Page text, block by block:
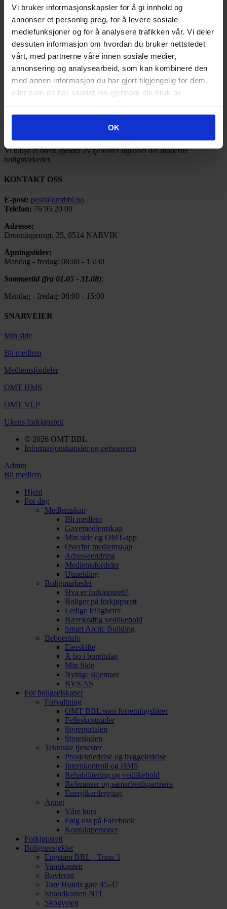
Vi bruker informasjonskapsler for å gi innhold og
annonser et personlig preg, for å levere sosiale
mediefunksjoner og for å analysere trafikken vår. Vi deler
dessuten informasjon om hvordan du bruker nettstedet
vårt, med partnerne våre innen sosiale medier,
annonsering og analysearbeid, som kan kombinere den
med annen informasjon du har gjort tilgjengelig for dem,
eller som de har samlet inn gjennom din bruk av
OK
2019 (77)
2018(91)
2017(141)
(185)
2015(35)
2014(3)
2013(1)
(1)
2011(3)
Ofoten Midt-Troms Boligbyggelag ble stiftet under navnet Narvik
Boligbyggelag så tidlig som i 1946.
Vi tilbyr et bredt spekter av tjenester tilpasset det moderne
boligmarkedet.
KONTAKT OSS
E-post: post@omtbbl.no
Telefon: 76 95 20 00
Adresse:
Dronningensgt. 35, 8514 NARVIK
Åpningstider:
Mandag - fredag: 08:00 - 15:30
Sommertid (fra 01.05 - 31.08):
Mandag - fredag: 08:00 - 15:00
SNARVEIER
Min side
Bli medlem
Medlemsfordeler
OMT HMS
OMT VLP
Ukens forkjøpsrett
© 2026 OMT BBL
Informasjonskapsler og personvern
Admin
Bli medlem
Hjem
For deg
Medlemskap
Bli medlem
Gavemedlemskap
Min side og OMT-app
Overfør medlemskap
Adresseendring
Medlemsfordeler
Utmelding
Boligmarkedet
Hva er forkjøpsrett?
Boliger på forkjøpsrett
Ledige leiligheter
Bærekraftig vedlikehold
Smart Arctic Building
Beboerinfo
Eierskifte
Å bo i borettslag
Min Side
Nyttige skjemaer
BVS AS
For boligselskaper
Forvaltning
OMT BBL som forretningsfører
Felleskostnader
Styreportalen
Styreskolen
Tekniske tjenester
Prosjektledelse og byggeledelse
Internkontroll og HMS
Rehabilitering og vedlikehold
Referanser og samarbeidspartnere
Energikartlegging
Annet
Våre kurs
Følg oss på Facebook
Kontaktpersoner
Forkjøpsrett
Boligprosjekter
Engstien BRL - Trinn 3
Vannkanten
Bovieran
Tore Hunds gate 45-47
Strandkanten N11
Skogveien